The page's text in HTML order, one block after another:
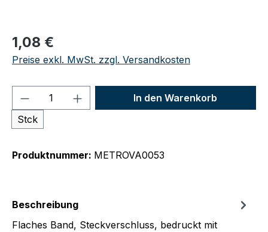
Regulärer Preis:
1,08 €
Preise exkl. MwSt. zzgl. Versandkosten
Produkt Anzahl: Gib den
Stck
In den Warenkorb
Produktnummer: METROVA0053
Beschreibung
Flaches Band, Steckverschluss, bedruckt mit